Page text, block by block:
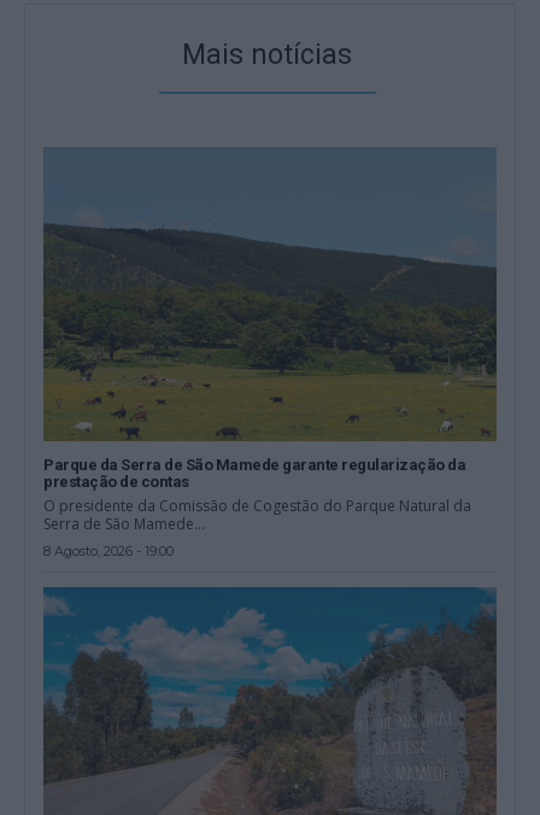
Mais notícias
Parque da Serra de São Mamede garante regularização da
prestação de contas
O presidente da Comissão de Cogestão do Parque Natural da
Serra de São Mamede...
8 Agosto, 2026 - 19:00